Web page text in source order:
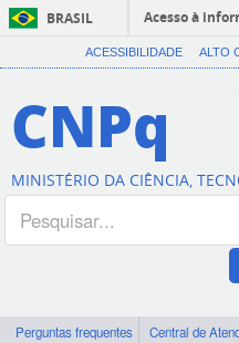
BRASIL
Acesso à
ACESSIBILIDADE ALTO
CNPq
MINISTÉRIO DA CIÊNCIA,
Perguntas frequentes Central de